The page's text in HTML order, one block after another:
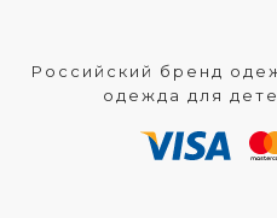
Российский бренд
одежда для